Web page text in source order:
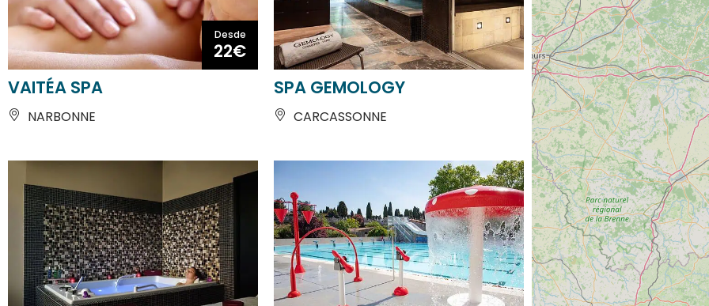
Desde
22€
VAITÉA SPA
NARBONNE
SPA GEMOLOGY
CARCASSONNE